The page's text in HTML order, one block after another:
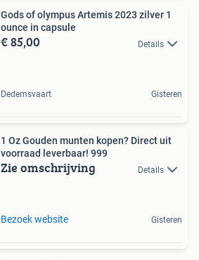
Gods of olympus Artemis 2023 zilver 1
ounce in capsule
€ 85,00 Details
Dedemsvaart Gisteren
1 Oz Gouden munten kopen? Direct uit
voorraad leverbaar! 999
Zie omschrijving Details
Bezoek website Gisteren